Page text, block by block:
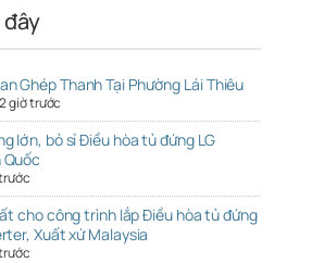
Ghép Thanh Tại Phường Lái Thiêu
giờ trước
lớn, bỏ sỉ Điều hòa tủ đứng LG
cho công trình lắp Điều hòa tủ đứng
Xuất xứ Malaysia